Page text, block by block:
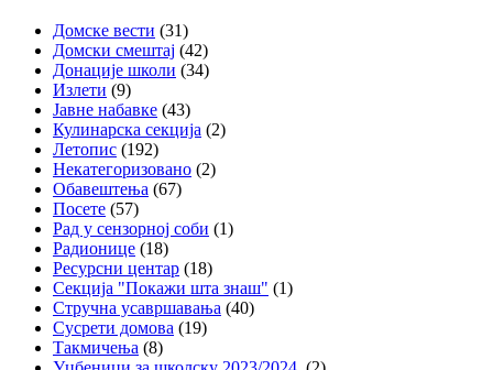
Домске вести (31)
Домски смештај (42)
Донације школи (34)
Излети (9)
Јавне набавке (43)
Кулинарска секција (2)
Летопис (192)
Некатегоризовано (2)
Обавештења (67)
Посете (57)
Рад у сензорној соби (1)
Радионице (18)
Ресурсни центар (18)
Секција "Покажи шта знаш" (1)
Стручна усавршавања (40)
Сусрети домова (19)
Такмичења (8)